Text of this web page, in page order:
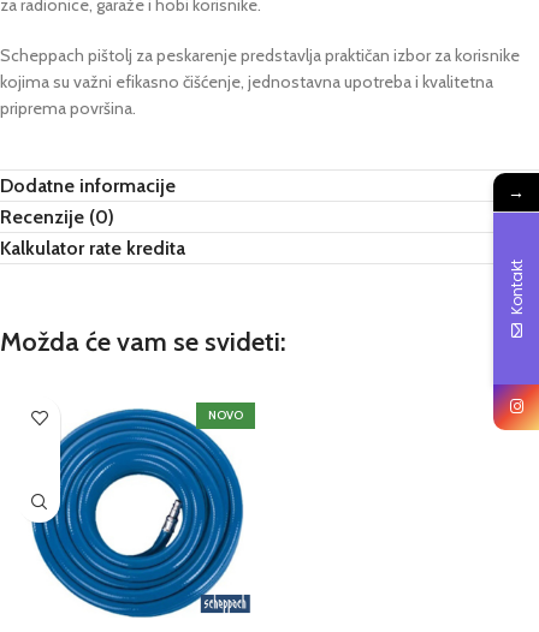
za radionice, garaže i hobi korisnike.
Scheppach pištolj za peskarenje predstavlja praktičan izbor za korisnike
kojima su važni efikasno čišćenje, jednostavna upotreba i kvalitetna
priprema površina.
Dodatne informacije
Recenzije (0)
Kalkulator rate kredita
Možda će vam se svideti:
NOVO
→
Kontakt